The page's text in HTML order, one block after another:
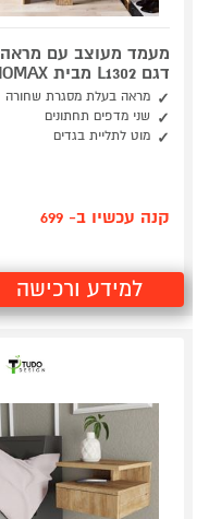
מעמד מעוצב עם מראה
דגם L1302 מבית HOMAX
מראה בעלת מסגרת שחורה
שני מדפים תחתונים
מוט לתליית בגדים
קנה עכשיו ב- 699
למידע ורכישה